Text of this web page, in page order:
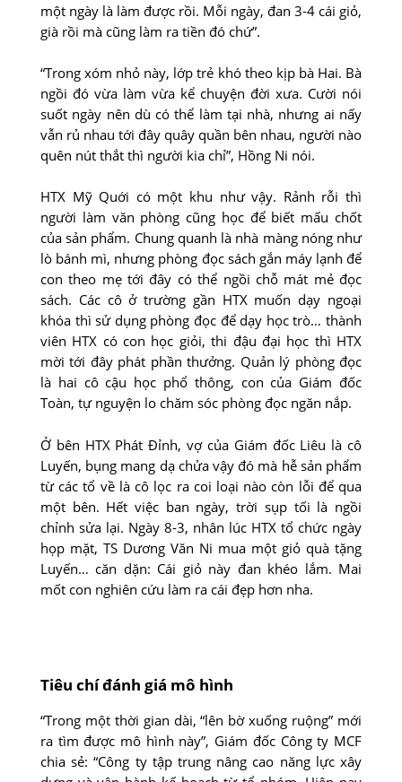
một ngày là làm được rồi. Mỗi ngày, đan 3-4 cái giỏ,
già rồi mà cũng làm ra tiền đó chứ”.
“Trong xóm nhỏ này, lớp trẻ khó theo kịp bà Hai. Bà
ngồi đó vừa làm vừa kể chuyện đời xưa. Cười nói
suốt ngày nên dù có thể làm tại nhà, nhưng ai nấy
vẫn rủ nhau tới đây quây quần bên nhau, người nào
quên nút thắt thì người kia chỉ”, Hồng Ni nói.
HTX Mỹ Quới có một khu như vậy. Rảnh rỗi thì
người làm văn phòng cũng học để biết mấu chốt
của sản phẩm. Chung quanh là nhà màng nóng như
lò bánh mì, nhưng phòng đọc sách gắn máy lạnh để
con theo mẹ tới đây có thể ngồi chỗ mát mẻ đọc
sách. Các cô ở trường gần HTX muốn dạy ngoại
khóa thì sử dụng phòng đọc để dạy học trò… thành
viên HTX có con học giỏi, thi đậu đại học thì HTX
mời tới đây phát phần thưởng. Quản lý phòng đọc
là hai cô cậu học phổ thông, con của Giám đốc
Toàn, tự nguyện lo chăm sóc phòng đọc ngăn nắp.
Ở bên HTX Phát Đỉnh, vợ của Giám đốc Liêu là cô
Luyến, bụng mang dạ chửa vậy đó mà hễ sản phẩm
từ các tổ về là cô lọc ra coi loại nào còn lỗi để qua
một bên. Hết việc ban ngày, trời sụp tối là ngồi
chỉnh sửa lại. Ngày 8-3, nhân lúc HTX tổ chức ngày
họp mặt, TS Dương Văn Ni mua một giỏ quà tặng
Luyến… căn dặn: Cái giỏ này đan khéo lắm. Mai
mốt con nghiên cứu làm ra cái đẹp hơn nha.
Tiêu chí đánh giá mô hình
“Trong một thời gian dài, “lên bờ xuống ruộng” mới
ra tìm được mô hình này”, Giám đốc Công ty MCF
chia sẻ: “Công ty tập trung nâng cao năng lực xây